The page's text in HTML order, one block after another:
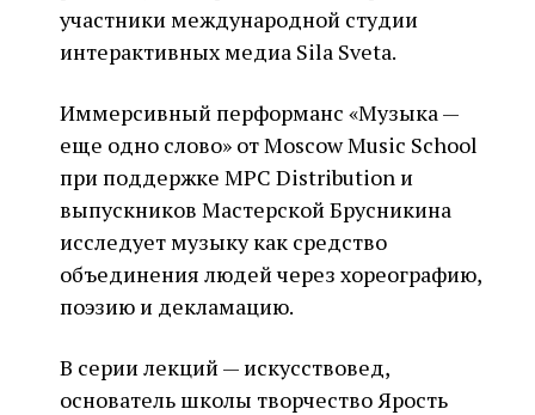
участники международной студии
интерактивных медиа Sila Sveta.
Иммерсивный перформанс «Музыка —
еще одно слово» от Moscow Music School
при поддержке MPC Distribution и
выпускников Мастерской Брусникина
исследует музыку как средство
объединения людей через хореографию,
поэзию и декламацию.
В серии лекций — искусствовед,
основатель школы творчество Ярость